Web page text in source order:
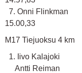
7. Onni
15.00,33
M17 Tiejuoksu 4 km
1. Iivo
Antti